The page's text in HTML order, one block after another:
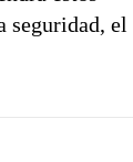
seguridad, el